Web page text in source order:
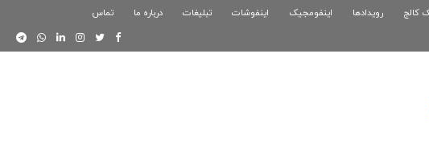
اینفوگرافیک بازی کلش رویال کالج رویدادها اینفومجیک اینفوشات تبلیغات درباره ما تماس